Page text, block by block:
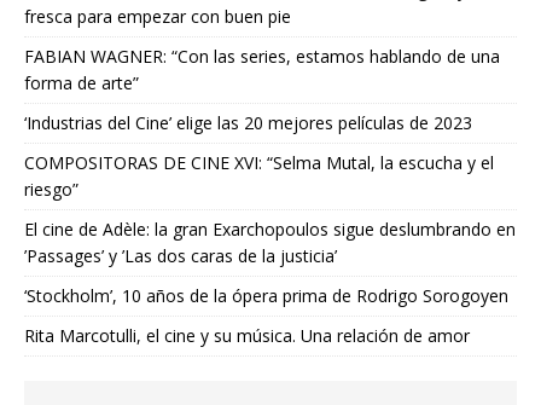
fresca para empezar con buen pie
FABIAN WAGNER: “Con las series, estamos hablando de una
forma de arte”
‘Industrias del Cine’ elige las 20 mejores películas de 2023
COMPOSITORAS DE CINE XVI: “Selma Mutal, la escucha y el
riesgo”
El cine de Adèle: la gran Exarchopoulos sigue deslumbrando en
’Passages’ y ’Las dos caras de la justicia’
‘Stockholm’, 10 años de la ópera prima de Rodrigo Sorogoyen
Rita Marcotulli, el cine y su música. Una relación de amor